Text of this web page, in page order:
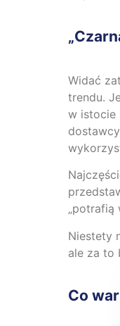
Widać
trendu.
w istocie
„potrafią
Niestety
ale za to
Co